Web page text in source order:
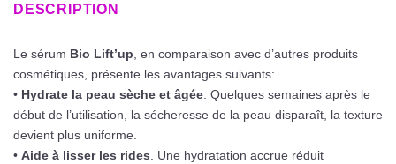
DESCRIPTION
Le sérum Bio Lift’up , en comparaison avec d’autres produits
cosmétiques, présente les avantages suivants:
• Hydrate la peau sèche et âgée . Quelques semaines après le
début de l’utilisation, la sécheresse de la peau disparaît, la texture
devient plus uniforme.
• Aide à lisser les rides . Une hydratation accrue réduit